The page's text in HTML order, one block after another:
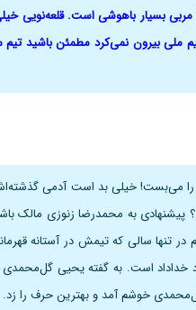
مربی بسیار باهوشی است. قلعه‌نویی
ملی بیرون نمی‌کرد مطمئن باشید تیم
را می‌بست! خیلی بد است آدمی
به محمدرضا زنوزی مالک
تنها سالی که تیمش در آستانه
خداداد است. به گفته یحیی
خوشم آمد و بهترین حرف را زد.